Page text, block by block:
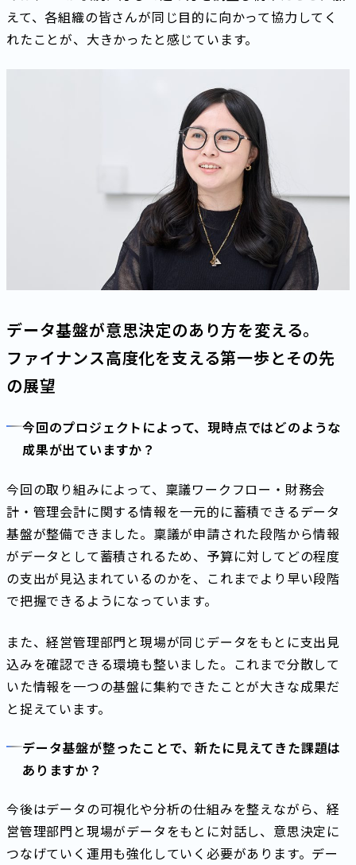
えて、各組織の皆さんが同じ目的に向かって協力してく
れたことが、大きかったと感じています。
データ基盤が意思決定のあり方を変える。
ファイナンス高度化を支える第一歩とその先
の展望
今回のプロジェクトによって、現時点ではどのような
成果が出ていますか？
今回の取り組みによって、稟議ワークフロー・財務会
計・管理会計に関する情報を一元的に蓄積できるデータ
基盤が整備できました。稟議が申請された段階から情報
がデータとして蓄積されるため、予算に対してどの程度
の支出が見込まれているのかを、これまでより早い段階
で把握できるようになっています。
また、経営管理部門と現場が同じデータをもとに支出見
込みを確認できる環境も整いました。これまで分散して
いた情報を一つの基盤に集約できたことが大きな成果だ
と捉えています。
データ基盤が整ったことで、新たに見えてきた課題は
ありますか？
今後はデータの可視化や分析の仕組みを整えながら、経
営管理部門と現場がデータをもとに対話し、意思決定に
つなげていく運用も強化していく必要があります。デー